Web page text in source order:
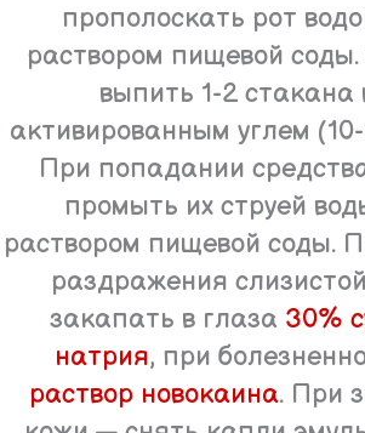
прополоскать рот
раствором пищевой
выпить 1-2 стакана
активированным углем
При попадании
промыть их струей
раствором пищевой соды.
раздражения
закапать в глаза 30%
натрия, при
раствор новокаина. При